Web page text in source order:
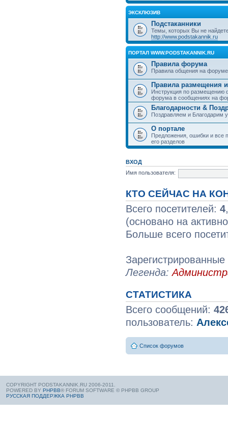
ЭКСКЛЮЗИВ
Подстаканники
Темы, которых Вы не
http://www.podstakannik.ru
ПОРТАЛ WWW.PODSTAKANNIK.RU
Правила форума
Правила общения на форуме
Правила размещения
Инструкция по размещению
форума в сообщениях на
Благодарности &
Поздравляем и Благодарим
О портале
Предложения, ошибки и все
его разделов
ВХОД
Имя пользователя:
КТО СЕЙЧАС НА
Всего посетителей: 4
(основано на
Больше всего
Легенда:
СТАТИСТИКА
Всего сообщений:
пользователь:
Список форумов
COPYRIGHT PODSTAKANNIK.RU 2006-2011.
POWERED BY PHPBB® FORUM SOFTWARE © PHPBB GROUP
РУССКАЯ ПОДДЕРЖКА PHPBB